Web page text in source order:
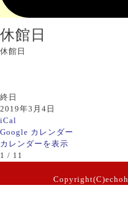
休館日
休館日
終日
2019年3月4日
iCal
Google カレンダー
カレンダーを表示
1 / 1 1